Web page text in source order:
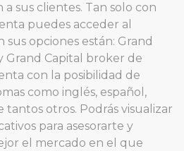
sus clientes. Tan solo con
puedes acceder al
opciones están: Grand
Grand Capital broker de
con la posibilidad de
como inglés, español,
tantos otros. Podrás visualizar
para asesorarte y
el mercado en el que